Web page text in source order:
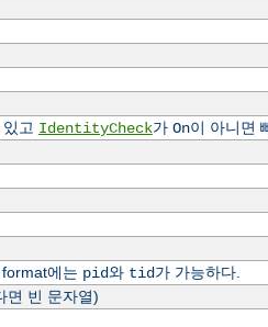
있고 IdentityCheck가 On이 아니면
에는 pid와 tid가 가능하다.
면 빈 문자열)